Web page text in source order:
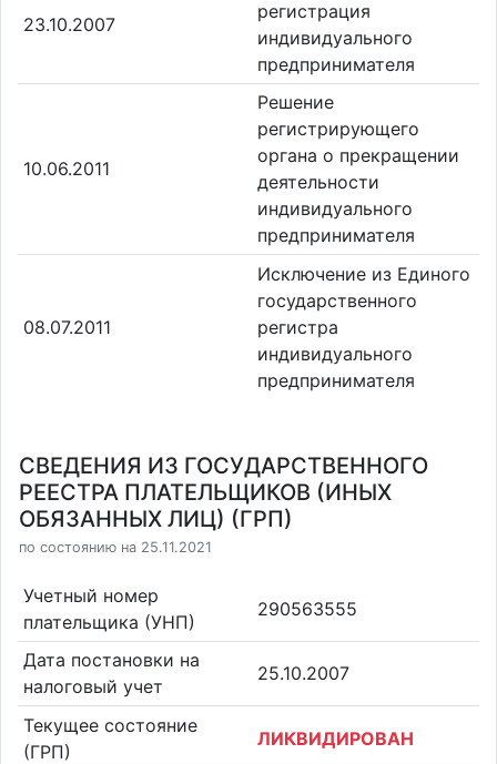
23.10.2007
регистрация
индивидуального
предпринимателя
10.06.2011
Решение
регистрирующего
органа о прекращении
деятельности
индивидуального
предпринимателя
08.07.2011
Исключение из Единого
государственного
регистра
индивидуального
предпринимателя
СВЕДЕНИЯ ИЗ ГОСУДАРСТВЕННОГО
РЕЕСТРА ПЛАТЕЛЬЩИКОВ (ИНЫХ
ОБЯЗАННЫХ ЛИЦ) (ГРП)
по состоянию на 25.11.2021
Учетный номер
плательщика (УНП)
290563555
Дата постановки на
налоговый учет
25.10.2007
Текущее состояние
(ГРП)
ЛИКВИДИРОВАН